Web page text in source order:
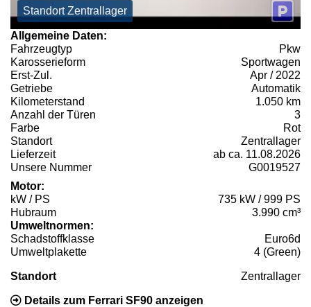
Standort Zentrallager
Allgemeine Daten:
Fahrzeugtyp
Pkw
Karosserieform
Sportwagen
Erst-Zul.
Apr / 2022
Getriebe
Automatik
Kilometerstand
1.050 km
Anzahl der Türen
3
Farbe
Rot
Standort
Zentrallager
Lieferzeit
ab ca. 11.08.2026
Unsere Nummer
G0019527
Motor:
kW / PS
735 kW / 999 PS
Hubraum
3.990 cm³
Umweltnormen:
Schadstoffklasse
Euro6d
Umweltplakette
4 (Green)
Standort Zentrallager
Details zum Ferrari SF90 anzeigen